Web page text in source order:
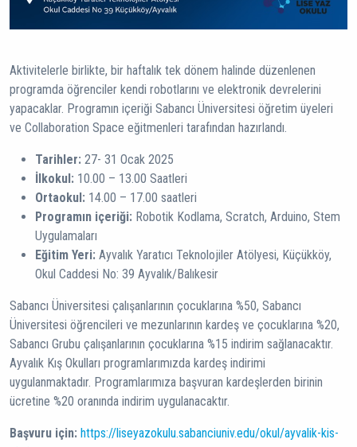
Aktivitelerle birlikte, bir haftalık tek dönem halinde düzenlenen
programda öğrenciler kendi robotlarını ve elektronik devrelerini
yapacaklar. Programın içeriği Sabancı Üniversitesi öğretim üyeleri
ve Collaboration Space eğitmenleri tarafından hazırlandı.
Tarihler: 27- 31 Ocak 2025
İlkokul: 10.00 – 13.00 Saatleri
Ortaokul: 14.00 – 17.00 saatleri
Programın içeriği: Robotik Kodlama, Scratch, Arduino, Stem
Uygulamaları
Eğitim Yeri: Ayvalık Yaratıcı Teknolojiler Atölyesi, Küçükköy,
Okul Caddesi No: 39 Ayvalık/Balıkesir
Sabancı Üniversitesi çalışanlarının çocuklarına %50, Sabancı
Üniversitesi öğrencileri ve mezunlarının kardeş ve çocuklarına %20,
Sabancı Grubu çalışanlarının çocuklarına %15 indirim sağlanacaktır.
Ayvalık Kış Okulları programlarımızda kardeş indirimi
uygulanmaktadır. Programlarımıza başvuran kardeşlerden birinin
ücretine %20 oranında indirim uygulanacaktır.
Başvuru için: https://liseyazokulu.sabanciuniv.edu/okul/ayvalik-kis-